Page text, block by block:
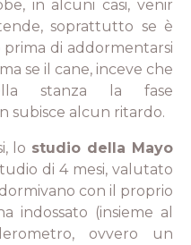
in alcuni casi, venir
soprattutto se è
di addormentarsi
se il cane, inceve che
stanza la fase
subisce alcun ritardo.
lo studio della Mayo
di 4 mesi, valutato
con il proprio
indossato (insieme al
ovvero un